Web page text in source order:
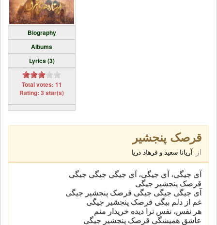
Biography
Albums
Lyrics (3)
Total votes: 11
Rating: 3 star(s)
قرصک پنجشیر
از آریانا سعید و فرهاد دریا
آی جیگی، آی جیگی، آی جیگی جیگی جیگی
قرصک پنجشیر جیگی
آی جیگی جیگی جیگی قرصک پنجشیر جیگی
غم از دلم بیگی قرصک پنجشیر جیگی
هر نفس، نفس ترا دیده خریدار منم
عاشق همیشگی قرصک پنجشیر جیگی